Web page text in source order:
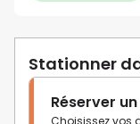
Stationner
Réserver